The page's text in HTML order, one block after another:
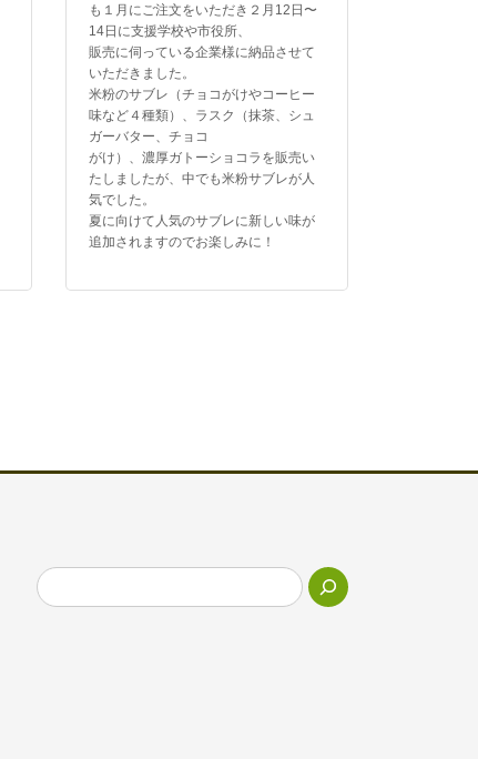
も１月にご注文をいただき２月12日〜
14日に支援学校や市役所、
販売に伺っている企業様に納品させて
いただきました。
米粉のサブレ（チョコがけやコーヒー
味など４種類）、ラスク（抹茶、シュ
ガーバター、チョコ
がけ）、濃厚ガトーショコラを販売い
たしましたが、中でも米粉サブレが人
気でした。
夏に向けて人気のサブレに新しい味が
追加されますのでお楽しみに！